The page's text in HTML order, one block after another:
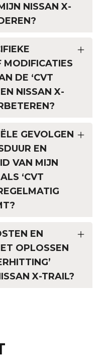
NISSAN X-
MODIFICATIES
DE ‘CVT
NISSAN X-
GEVOLGEN
EN
VAN MIJN
‘CVT
EN
OPLOSSEN
X-TRAIL?